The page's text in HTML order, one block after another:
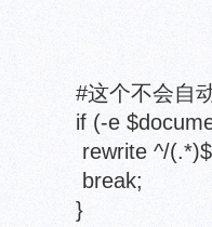
#这个不会自
if (-e
rewrite ^/
break;
}